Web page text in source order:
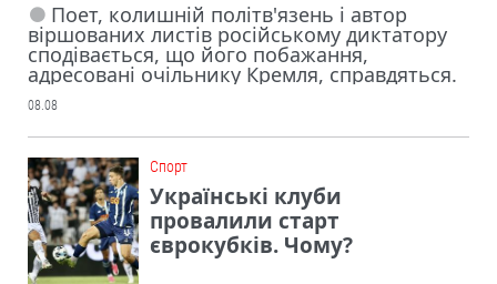
Поет, колишній політв'язень і автор
віршованих листів російському диктатору
сподівається, що його побажання,
адресовані очільнику Кремля, справдяться.
08.08
Cпорт
Українські клуби
провалили старт
єврокубків. Чому?